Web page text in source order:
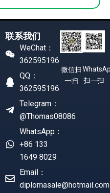
联系我们
WeChat：
362595196
QQ：
362595196
Telegram：
@Thomas08086
WhatsApp：
+86 133
1649 8029
Email：
diplomasale@hotmail.com
微信扫
一扫
扫一扫